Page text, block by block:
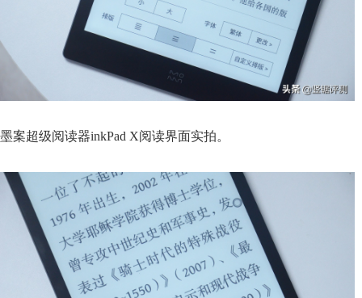
墨案超级阅读器inkPad X阅读界面实拍。